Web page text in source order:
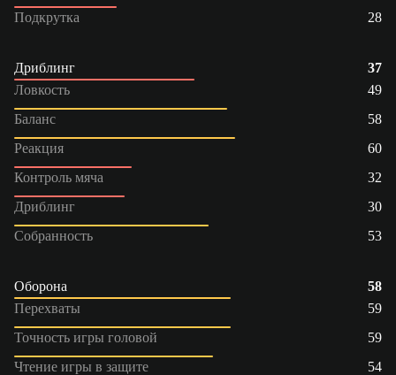
Подкрутка
28
Дриблинг
37
Ловкость
49
Баланс
58
Реакция
60
Контроль мяча
32
Дриблинг
30
Собранность
53
Оборона
58
Перехваты
59
Точность игры головой
59
Чтение игры в защите
54